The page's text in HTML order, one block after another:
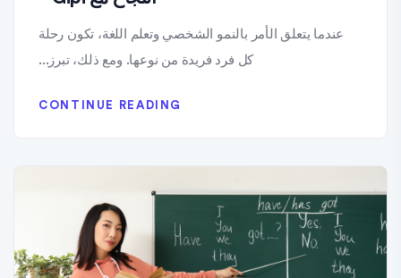
عندما يتعلق الأمر بالنمو الشخصي وتعلم اللغة، تكون رحلة
كل فرد فريدة من نوعها. ومع ذلك، تبرز...
CONTINUE READING